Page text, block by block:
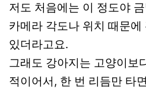
저도 처음에는 이 정도야
카메라 각도나 위치 때문
있더라고요.
그래도 강아지는 고양이보
적이어서, 한 번 리듬만 타